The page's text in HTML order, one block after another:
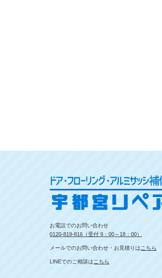
お電話でのお問い合わせ
0120-819-816（受付 9：00～18：00）
メールでのお問い合わせ・お見積りは こちら
LINEでのご相談は こちら